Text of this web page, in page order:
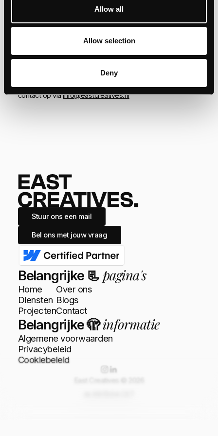
Allow all
Allow selection
Deny
- Sterke wachtwoorden en regelmatig wijzigen
- Twee-stapsverificatie waar mogelijk
8. Rechten van betrokkenen
contact op viainfo@eastcreatives.nl
Stuur ons een mail
Bel ons met jouw vraag
Belangrijke 📃 pagina's
Home
Diensten
Projecten
Over ons
Blogs
Contact
Belangrijke 🫣informatie
Algemene voorwaarden
Privacybeleid
Cookiebeleid